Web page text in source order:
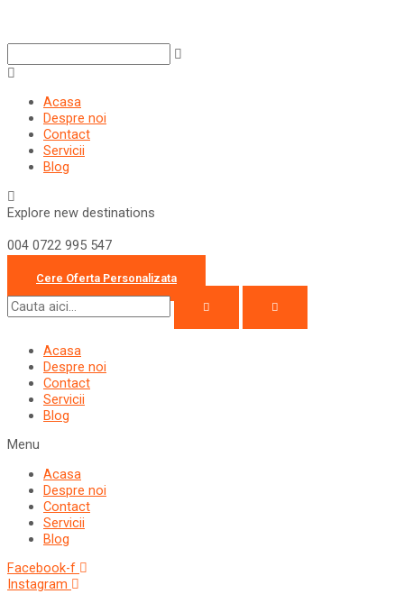
content
Acasa
Despre noi
Contact
Servicii
Blog
Explore new destinations
004 0722 995 547
Cere Oferta Personalizata
Acasa
Despre noi
Contact
Servicii
Blog
Menu
Acasa
Despre noi
Contact
Servicii
Blog
Facebook-f
Instagram